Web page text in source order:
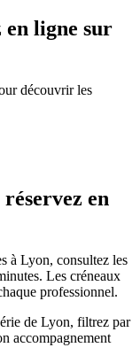
en ligne sur
découvrir les
en
à Lyon, consultez les
Les créneaux
professionnel.
de Lyon, filtrez par
accompagnement